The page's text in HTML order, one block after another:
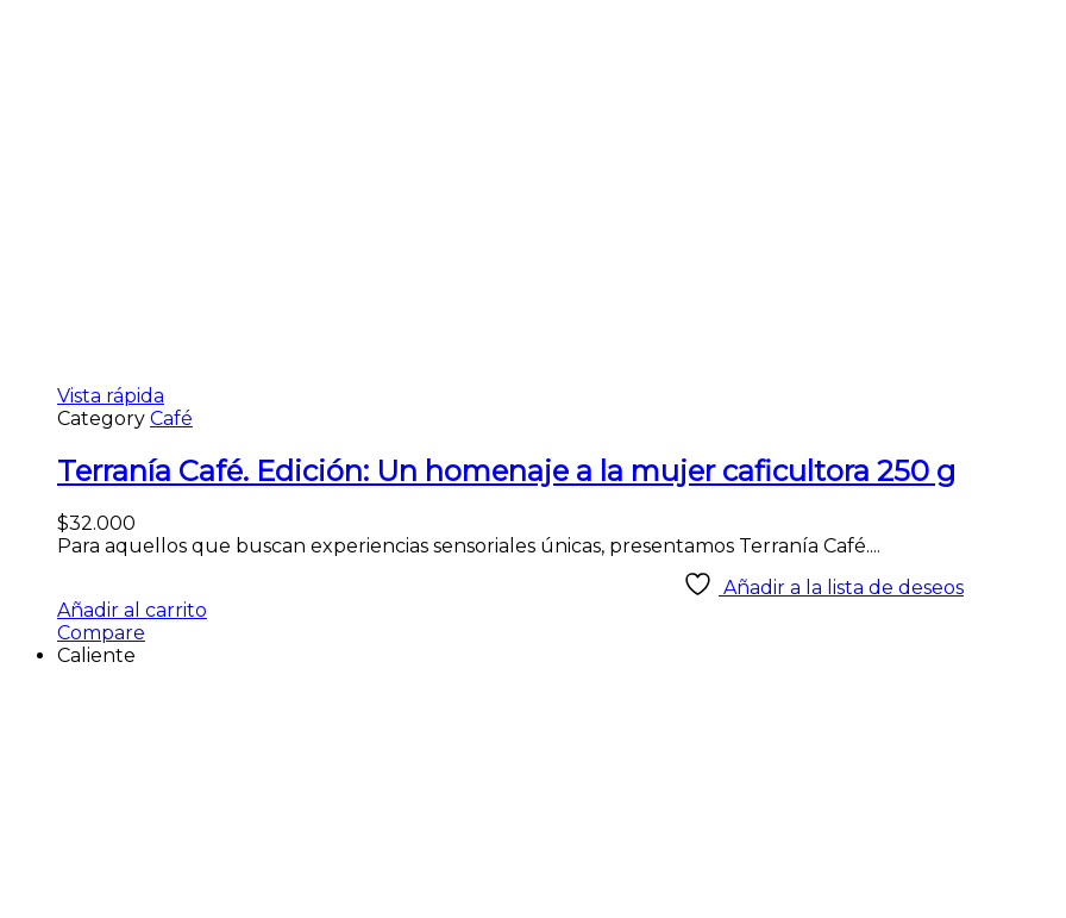
Vista rápida
Category Café
Terranía Café. Edición: Un homenaje a la mujer caficultora 250 g
$32.000
Para aquellos que buscan experiencias sensoriales únicas, presentamos Terranía Café....
Añadir a la lista de deseos
Añadir al carrito
Compare
Caliente